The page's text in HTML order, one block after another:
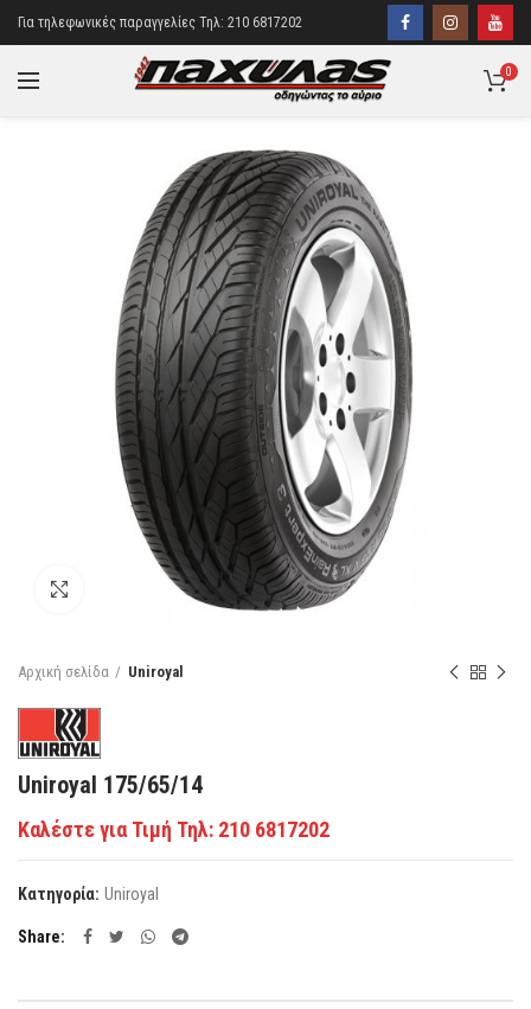
Για τηλεφωνικές παραγγελίες Τηλ: 210 6817202
0
Κάντε κλικ για μεγέθυνση
Αρχική σελίδα Uniroyal
Uniroyal 175/65/14
Καλέστε για Τιμή Τηλ: 210 6817202
Κατηγορία: Uniroyal
Share